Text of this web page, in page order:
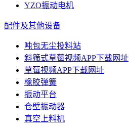
YZO振动电机
配件及其他设备
吨包无尘投料站
斜筛式草莓视频APP下载网址
草莓视频APP下载网址
橡胶弹簧
振动平台
仓壁振动器
真空上料机